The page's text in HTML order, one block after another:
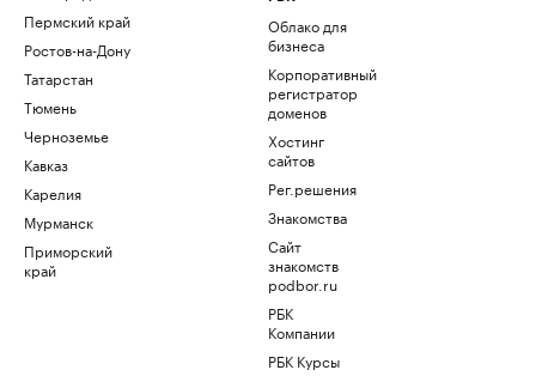
Пермский край
Ростов-на-Дону
Татарстан
Тюмень
Черноземье
Кавказ
Карелия
Мурманск
Приморский
край
Облако для
бизнеса
Корпоративный
регистратор
доменов
Хостинг
сайтов
Рег.решения
Знакомства
Сайт
знакомств
podbor.ru
РБК
Компании
РБК Курсы